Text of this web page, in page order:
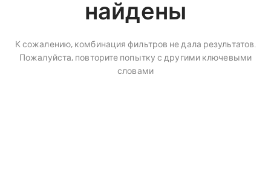
найдены
К сожалению, комбинация фильтров не дала результатов.
Пожалуйста, повторите попытку с другими ключевыми
словами